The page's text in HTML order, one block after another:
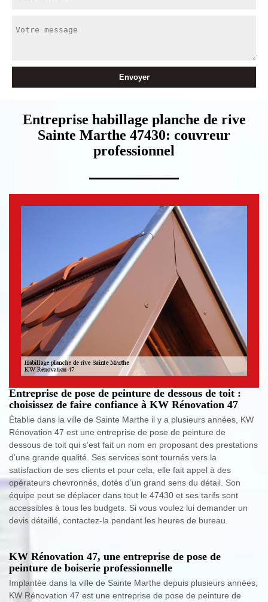
Entreprise habillage planche de rive
Sainte Marthe 47430: couvreur
professionnel
Entreprise de pose de peinture de dessous de toit :
choisissez de faire confiance à KW Rénovation 47
Établie dans la ville de Sainte Marthe il y a plusieurs années, KW
Rénovation 47 est une entreprise de pose de peinture de
dessous de toit qui s’est fait un nom en proposant des prestations
d’une grande qualité. Ses services sont tournés vers la
satisfaction de ses clients et pour cela, elle fait appel à des
opérateurs chevronnés, dotés d’un grand sens du détail. Son
équipe peut se déplacer dans tout le 47430 et ses tarifs sont
accessibles à tous les budgets. Si vous voulez lui demander un
devis détaillé, contactez-la pendant les heures de bureau.
KW Rénovation 47, une entreprise de pose de
peinture de boiserie professionnelle
Implantée dans la ville de Sainte Marthe depuis plusieurs années,
KW Rénovation 47 est une entreprise de pose de peinture de